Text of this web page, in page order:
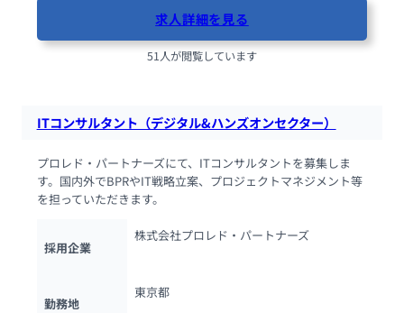
求人詳細を見る
51人が閲覧しています
ITコンサルタント（デジタル&ハンズオンセクター）
プロレド・パートナーズにて、ITコンサルタントを募集しま
す。国内外でBPRやIT戦略立案、プロジェクトマネジメント等
を担っていただきます。
採用企業
株式会社プロレド・パートナーズ
勤務地
東京都